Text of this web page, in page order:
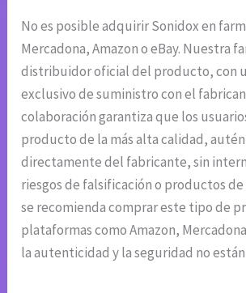
No es posible adquirir Sonidox en
Mercadona, Amazon o eBay. Nuestra
distribuidor oficial del producto, con
exclusivo de suministro con el
colaboración garantiza que los
producto de la más alta calidad,
directamente del fabricante, sin
riesgos de falsificación o productos de
se recomienda comprar este tipo de
plataformas como Amazon,
la autenticidad y la seguridad no